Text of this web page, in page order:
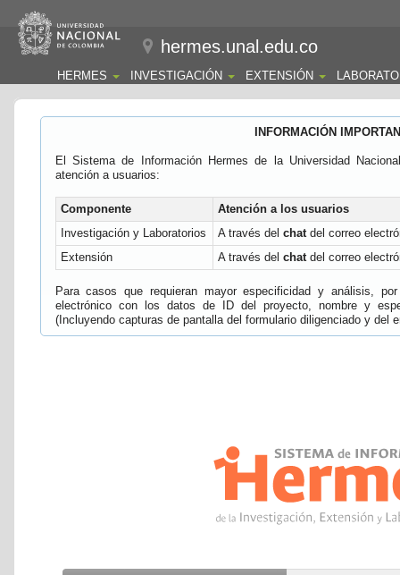
hermes.unal.edu.co
HERMES INVESTIGACIÓN EXTENSIÓN
INFORMACIÓN
El Sistema de Información Hermes de la Universidad
atención a usuarios:
Componente
Atención a los usuarios
Investigación y Laboratorios
A través del chatdel correo
Extensión
A través del chatdel correo
Para casos que requieran mayor especificidad y análisis,
electrónico con los datos de ID del proyecto, nombre y
(Incluyendo capturas de pantalla del formulario diligenciado y del